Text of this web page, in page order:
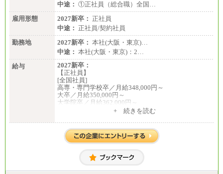
中途： ①正社員（総合職）全国…
雇用形態
2027新卒： 正社員
中途： 正社員/契約社員
勤務地
2027新卒： 本社(大阪・東京)…
中途： 本社(大阪・東京)：2…
給与
2027新卒：
【正社員】
[全国社員]
高専・専門学校卒／月給348,000円～
大卒／月給350,000円～
大学院卒／月給362,000円～
[地域社員]月給295,000円～
【正社員】
[全国社員]月給348,000円～
[地域社員]月給295,000円～
【契約社員】月給200,000円～
+ 続きを読む